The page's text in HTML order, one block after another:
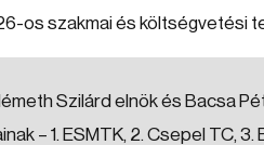
os szakmai és költségvetési
Szilárd elnök és Bacsa
– 1. ESMTK, 2. Csepel TC, 3.